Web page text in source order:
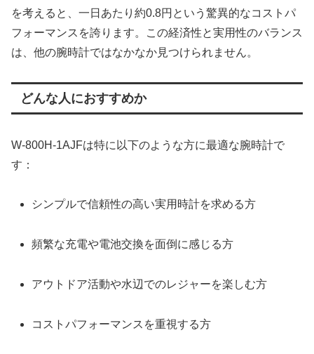
を考えると、一日あたり約0.8円という驚異的なコストパ
フォーマンスを誇ります。この経済性と実用性のバランス
は、他の腕時計ではなかなか見つけられません。
どんな人におすすめか
W-800H-1AJFは特に以下のような方に最適な腕時計で
す：
シンプルで信頼性の高い実用時計を求める方
頻繁な充電や電池交換を面倒に感じる方
アウトドア活動や水辺でのレジャーを楽しむ方
コストパフォーマンスを重視する方